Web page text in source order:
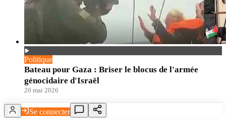
Politique
Bateau pour Gaza : Briser le blocus de l'armée
génocidaire d'Israël
20 mai 2026
Se connecter